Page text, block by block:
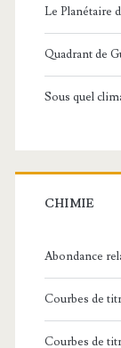
Le Planétaire
Quadrant de
Sous quel
CHIMIE
Abondance
Courbes de
Courbes de